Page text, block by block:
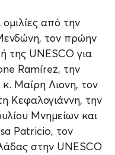
από την
τον πρώην
της UNESCO για
Ramírez, την
κ. Μαίρη Λιονη, τον
Κεφαλογιάννη, την
Μνημείων και
Patricio, τον
στην UNESCO